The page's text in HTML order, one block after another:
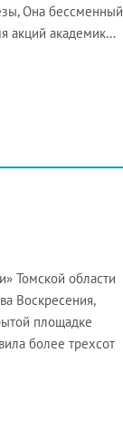
Она бессменный
акций академик…
Томской области
Воскресения,
площадке
более трехсот